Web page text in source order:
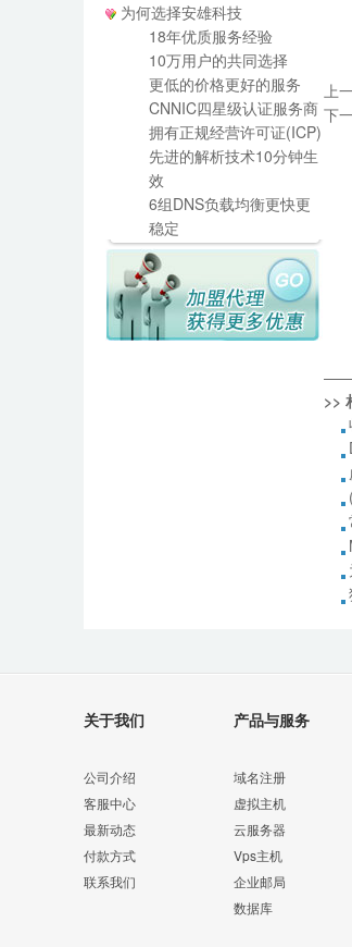
为何选择安雄科技
18年优质服务经验
10万用户的共同选择
更低的价格更好的服务
CNNIC四星级认证服务商
拥有正规经营许可证(ICP)
先进的解析技术10分钟生
效
6组DNS负载均衡更快更
稳定
上
下
>>
关于我们
公司介绍
客服中心
最新动态
付款方式
联系我们
产品与服务
域名注册
虚拟主机
云服务器
Vps主机
企业邮局
数据库